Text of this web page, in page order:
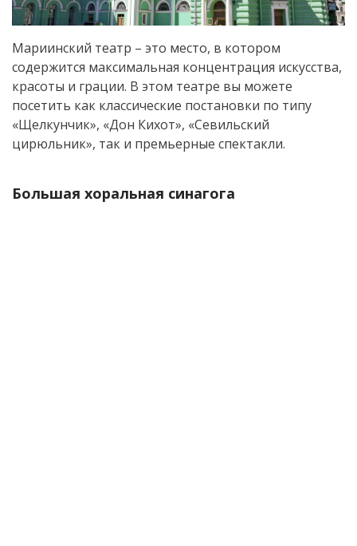
Мариинский театр – это место, в котором
содержится максимальная концентрация искусства,
красоты и грации. В этом театре вы можете
посетить как классические постановки по типу
«Щелкунчик», «Дон Кихот», «Севильский
цирюльник», так и премьерные спектакли.
Большая хоральная синагога